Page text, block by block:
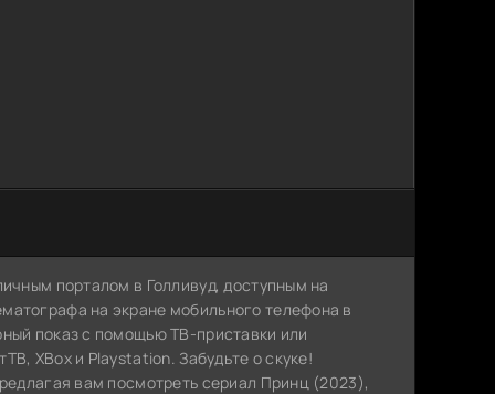
порталом в Голливуд, доступным на
на экране мобильного телефона в
показ с помощью ТВ-приставки или
XBox и Playstation. Забудьте о скуке!
вам посмотреть сериал Принц (2023),